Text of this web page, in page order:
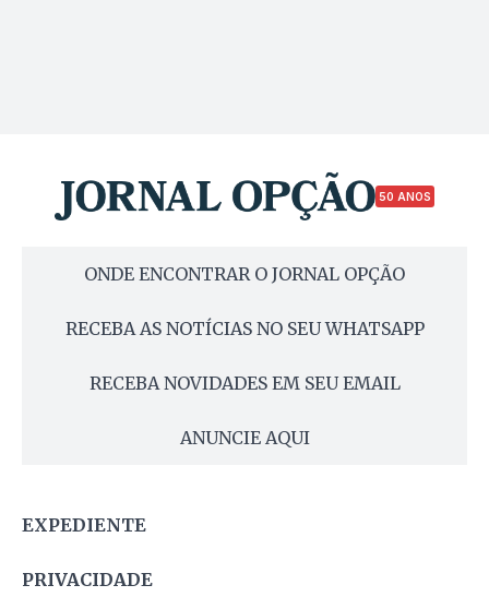
50 ANOS
ONDE ENCONTRAR O JORNAL OPÇÃO
RECEBA AS NOTÍCIAS NO SEU WHATSAPP
RECEBA NOVIDADES EM SEU EMAIL
ANUNCIE AQUI
EXPEDIENTE
PRIVACIDADE